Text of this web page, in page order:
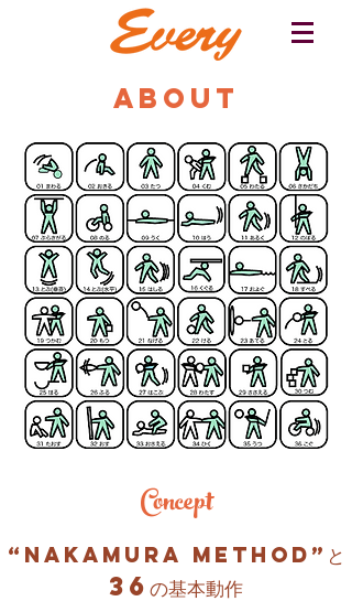
ABOUT
Concept
“Nakamura method”と
36 の基本動作